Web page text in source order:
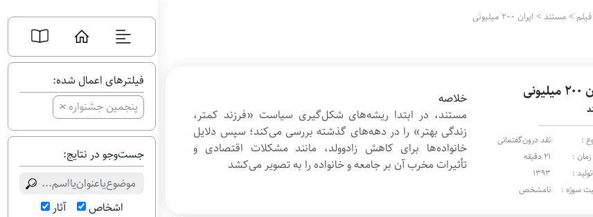
فیلترهای اعمال شده:
پنجمین جشنواره+
جست‌وجو در نتایج:
اشخاص آثار
فیلم >مستند > ایران ۲۰۰ میلیونی
:
نقد درون‌گفتمانی
:
21 دقیقه
:
1393
سوژه :
نامشخص
خلاصه
مستند، در ابتدا ریشه‌های شکل‌گیری سیاست «فرزند کمتر،
زندگی بهتر» را در دهه‌های گذشته بررسی می‌کند؛ سپس دلایل
خانواده‌ها برای کاهش زادوولد، مانند مشکلات اقتصادی و
تأثیرات مخرب آن بر جامعه و خانواده را به تصویر می‌کشد